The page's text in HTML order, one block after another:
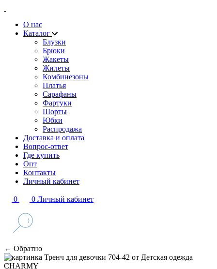
О нас
Каталог
Блузки
Брюки
Жакеты
Жилеты
Комбинезоны
Платья
Сарафаны
Фартуки
Шорты
Юбки
Распродажа
Доставка и оплата
Вопрос-ответ
Где купить
Опт
Контакты
Личный кабинет
0 0 Личный кабинет
← Обратно